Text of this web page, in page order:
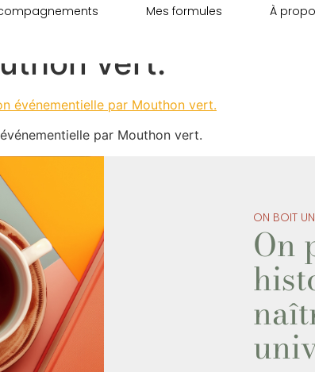
Mes formules À
une inauguration,
vert.
par Mouthon vert.
ON BOIT
On